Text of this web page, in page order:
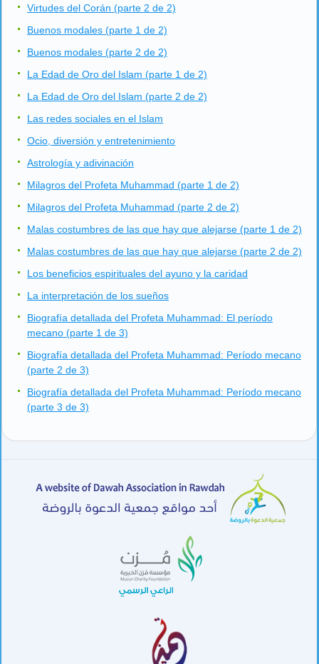
Virtudes del Corán (parte 2 de 2)
Buenos modales (parte 1 de 2)
Buenos modales (parte 2 de 2)
La Edad de Oro del Islam (parte 1 de 2)
La Edad de Oro del Islam (parte 2 de 2)
Las redes sociales en el Islam
Ocio, diversión y entretenimiento
Astrología y adivinación
Milagros del Profeta Muhammad (parte 1 de 2)
Milagros del Profeta Muhammad (parte 2 de 2)
Malas costumbres de las que hay que alejarse (parte 1 de 2)
Malas costumbres de las que hay que alejarse (parte 2 de 2)
Los beneficios espirituales del ayuno y la caridad
La interpretación de los sueños
Biografía detallada del Profeta Muhammad: El período
mecano (parte 1 de 3)
Biografía detallada del Profeta Muhammad: Período mecano
(parte 2 de 3)
Biografía detallada del Profeta Muhammad: Período mecano
(parte 3 de 3)